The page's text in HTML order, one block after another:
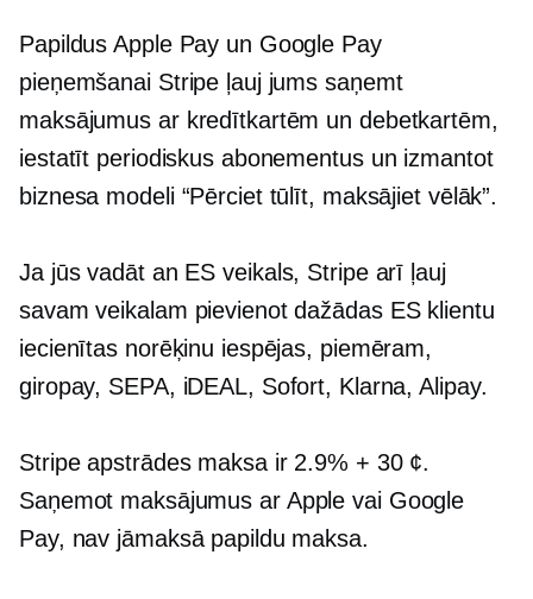
Papildus Apple Pay un Google Pay
pieņemšanai Stripe ļauj jums saņemt
maksājumus ar kredītkartēm un debetkartēm,
iestatīt periodiskus abonementus un izmantot
biznesa modeli “Pērciet tūlīt, maksājiet vēlāk”.
Ja jūs vadāt an ES veikals, Stripe arī ļauj
savam veikalam pievienot dažādas ES klientu
iecienītas norēķinu iespējas, piemēram,
giropay, SEPA, iDEAL, Sofort, Klarna, Alipay.
Stripe apstrādes maksa ir 2.9% + 30 ¢.
Saņemot maksājumus ar Apple vai Google
Pay, nav jāmaksā papildu maksa.